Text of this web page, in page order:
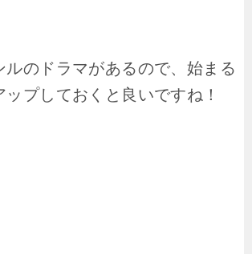
ルのドラマがあるので、始まる
プしておくと良いですね！